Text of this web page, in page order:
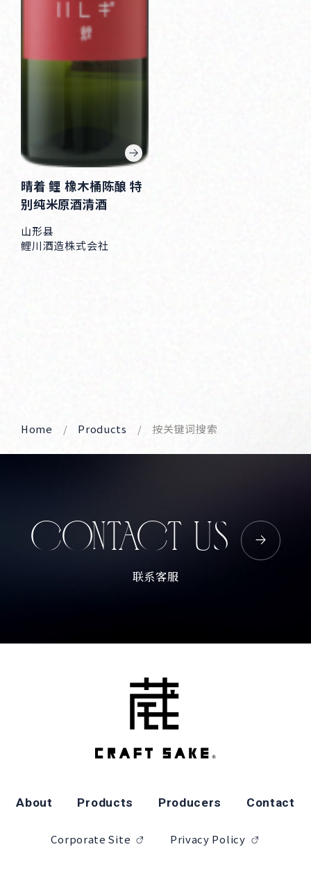
晴着 鲤 橡木桶陈酿 特
别纯米原酒清酒
山形县
鲤川酒造株式会社
Home Products 按关键词搜索
CONTACT US
联系客服
About Products Producers Contact
Corporate Site Privacy Policy